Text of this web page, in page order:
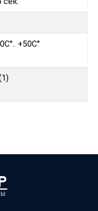
+50C°